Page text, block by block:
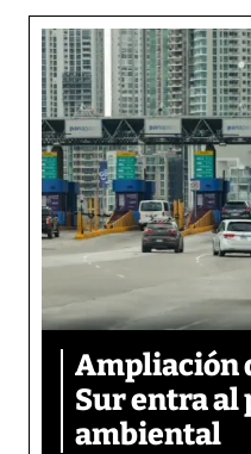
Ampliación
Sur entra al
ambiental